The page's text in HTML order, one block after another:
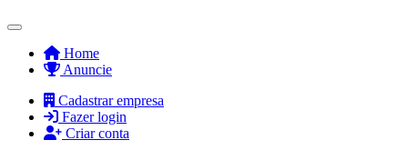
Home
Anuncie
Cadastrar empresa
Fazer login
Criar conta